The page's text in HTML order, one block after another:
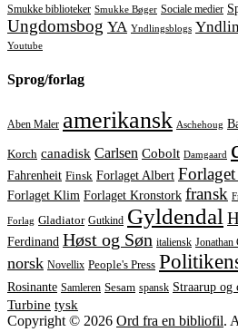
Smukke biblioteker Smukke Bøger Sociale medier
Ungdomsbog YA Yndlingsblogs
Youtube
Sprog/forlag
Aben Maler amerikansk Aschehoug
Korch canadisk Carlsen Cobolt Damgaard
Fahrenheit Finsk Forlaget Albert
Forlaget Klim Forlaget Kronstork fransk
Forlag Gladiator Gutkind Gyldendal
Ferdinand Høst og Søn italiensk Jonathan
norsk Novellix People's Press
Rosinante Samleren Sesam spansk Straarup og
Turbine tysk
Copyright © 2026 Ord fra en bibliofil.